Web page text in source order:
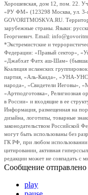
Хорошевская, дом 12, пом. 22.
«РУ ФМ» (123298 Москва, ул. 3-
GOVORITMOSKVA.RU.
зарубежные страны. Языки:
Георгиевич. Email:
*Экстремистские и
Федерации: «Правый сектор»,
«Джабхат Фатх аш-Шам»
Коалиция исламских
партия, «Аль-Каида», «УНА-
народа», «Свидетели Иеговы»,
«Артподготовка», Религиозная
в России» и входящие в ее
Информация, размещенная на
дизайна, логотипы, товарные
законодательством Российской
могут быть использованы без
ГК РФ, при любом использовании
цитировании, активная
редакции может не совпадать с
Сообщение отправлено
play